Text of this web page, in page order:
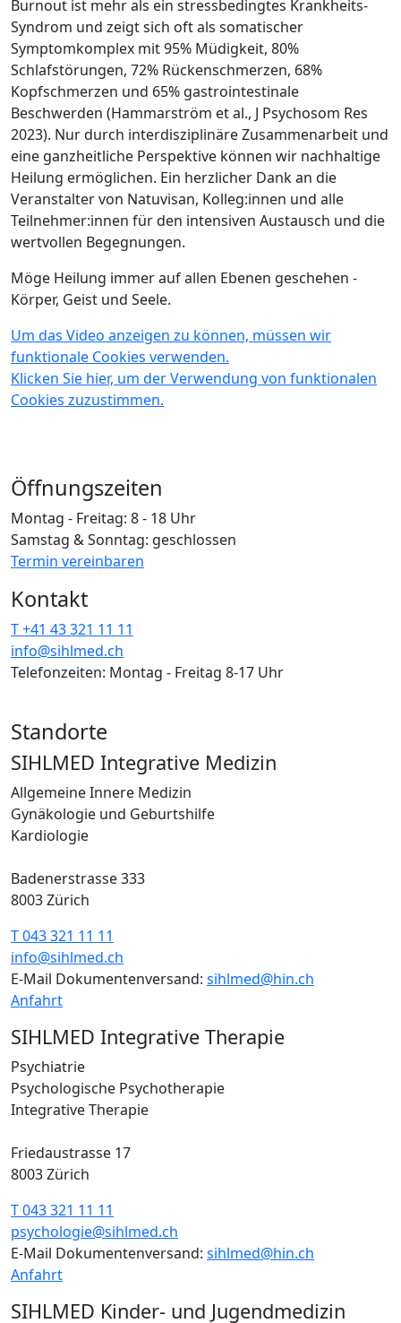
Burnout ist mehr als ein stressbedingtes Krankheits-
Syndrom und zeigt sich oft als somatischer
Symptomkomplex mit 95% Müdigkeit, 80%
Schlafstörungen, 72% Rückenschmerzen, 68%
Kopfschmerzen und 65% gastrointestinale
Beschwerden (Hammarström et al., J Psychosom Res
2023). Nur durch interdisziplinäre Zusammenarbeit und
eine ganzheitliche Perspektive können wir nachhaltige
Heilung ermöglichen. Ein herzlicher Dank an die
Veranstalter von Natuvisan, Kolleg:innen und alle
Teilnehmer:innen für den intensiven Austausch und die
wertvollen Begegnungen.
Möge Heilung immer auf allen Ebenen geschehen -
Körper, Geist und Seele.
Um das Video anzeigen zu können, müssen wir
funktionale Cookies verwenden.
Klicken Sie hier, um der Verwendung von funktionalen
Cookies zuzustimmen.
Öffnungszeiten
Montag - Freitag: 8 - 18 Uhr
Samstag & Sonntag: geschlossen
Termin vereinbaren
Kontakt
T +41 43 321 11 11
info@sihlmed.ch
Telefonzeiten: Montag - Freitag 8-17 Uhr
Standorte
SIHLMED Integrative Medizin
Allgemeine Innere Medizin
Gynäkologie und Geburtshilfe
Kardiologie
Badenerstrasse 333
8003 Zürich
T 043 321 11 11
info@sihlmed.ch
E-Mail Dokumentenversand: sihlmed@hin.ch
Anfahrt
SIHLMED Integrative Therapie
Psychiatrie
Psychologische Psychotherapie
Integrative Therapie
Friedaustrasse 17
8003 Zürich
T 043 321 11 11
psychologie@sihlmed.ch
E-Mail Dokumentenversand: sihlmed@hin.ch
Anfahrt
SIHLMED Kinder- und Jugendmedizin